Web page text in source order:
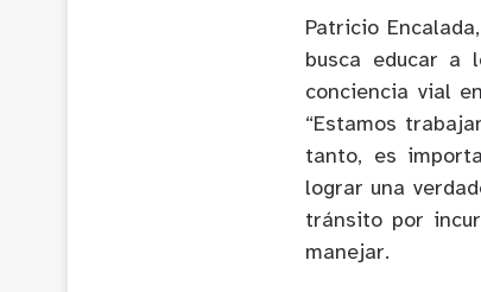
Patricio
busca educar a
conciencia vial
“Estamos
tanto, es
lograr una
tránsito por
manejar.